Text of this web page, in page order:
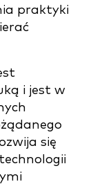
praktyki
i jest w
się